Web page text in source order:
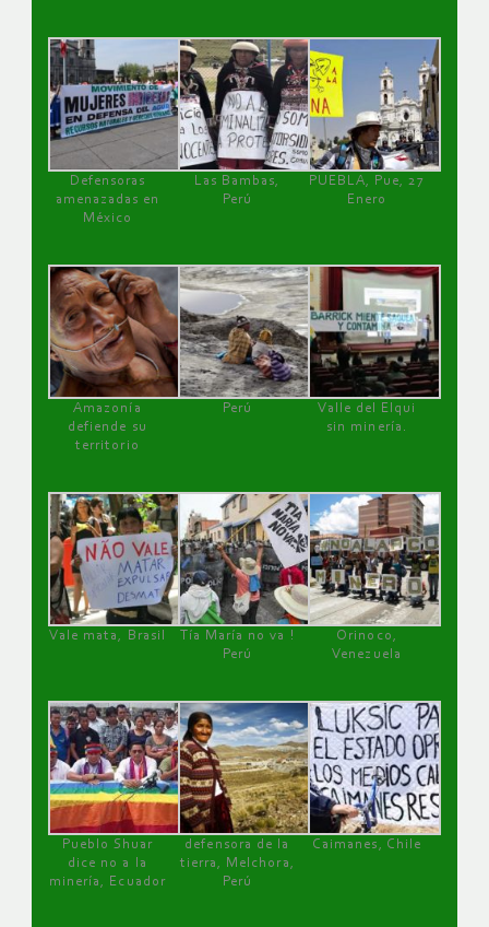
Defensoras
amenazadas en
México
Las Bambas,
Perú
PUEBLA, Pue, 27
Enero
Amazonía
defiende su
territorio
Perú
Valle del Elqui
sin minería.
Vale mata, Brasil
Tía María no va !
Perú
Orinoco,
Venezuela
Pueblo Shuar
dice no a la
minería, Ecuador
defensora de la
tierra, Melchora,
Perú
Caimanes, Chile